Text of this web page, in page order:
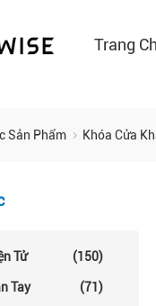
Trang
Sản Phẩm Khóa Cửa
Tử (150)
Tay (71)